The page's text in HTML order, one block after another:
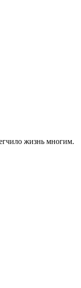
жизнь многим.